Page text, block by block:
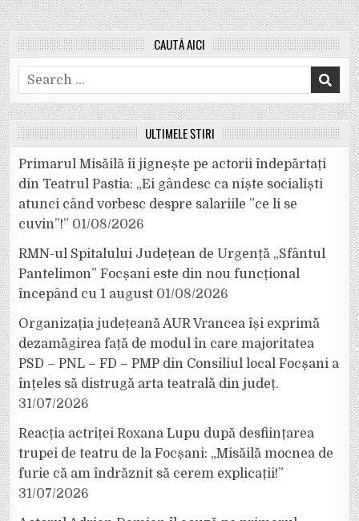
CAUTĂ AICI
Search
for:
ULTIMELE ȘTIRI
Primarul Misăilă îi jignește pe actorii îndepărtați
din Teatrul Pastia: „Ei gândesc ca niște socialiști
atunci când vorbesc despre salariile ”ce li se
cuvin”!” 01/08/2026
RMN-ul Spitalului Județean de Urgență „Sfântul
Pantelimon” Focșani este din nou funcțional
începând cu 1 august 01/08/2026
Organizația județeană AUR Vrancea își exprimă
dezamăgirea față de modul în care majoritatea
PSD – PNL – FD – PMP din Consiliul local Focșani a
înțeles să distrugă arta teatrală din județ.
31/07/2026
Reacția actriței Roxana Lupu după desființarea
trupei de teatru de la Focșani: „Misăilă mocnea de
furie că am îndrăznit să cerem explicații!”
31/07/2026